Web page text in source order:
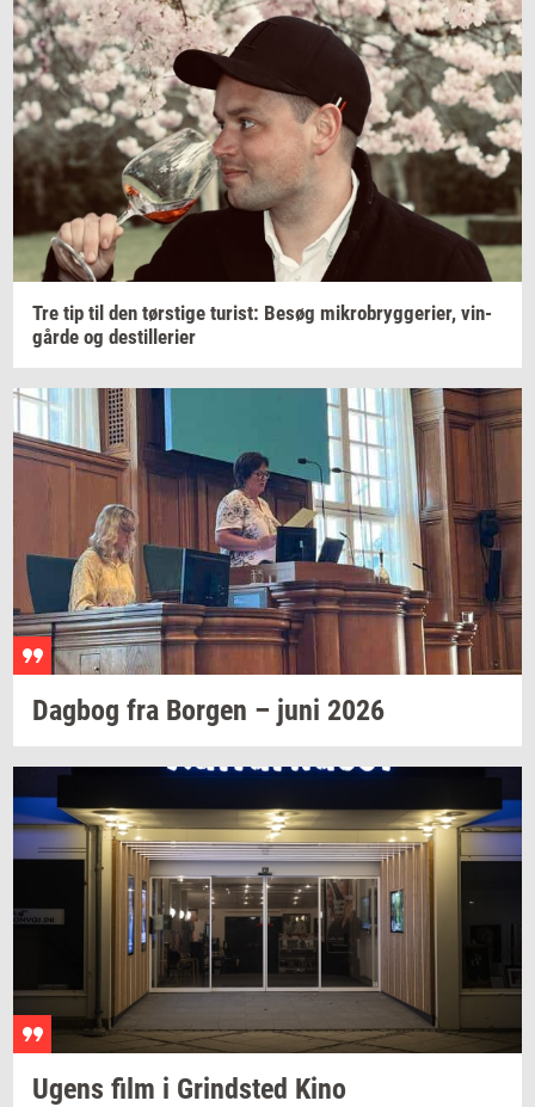
Tre tip til den tørsti­ge turist: Besøg mi­kro­bryg­ge­ri­er, vin­
går­de og destil­le­ri­er
Dag­bog fra Bor­gen – juni 2026
Ugens film i Grind­sted Kino